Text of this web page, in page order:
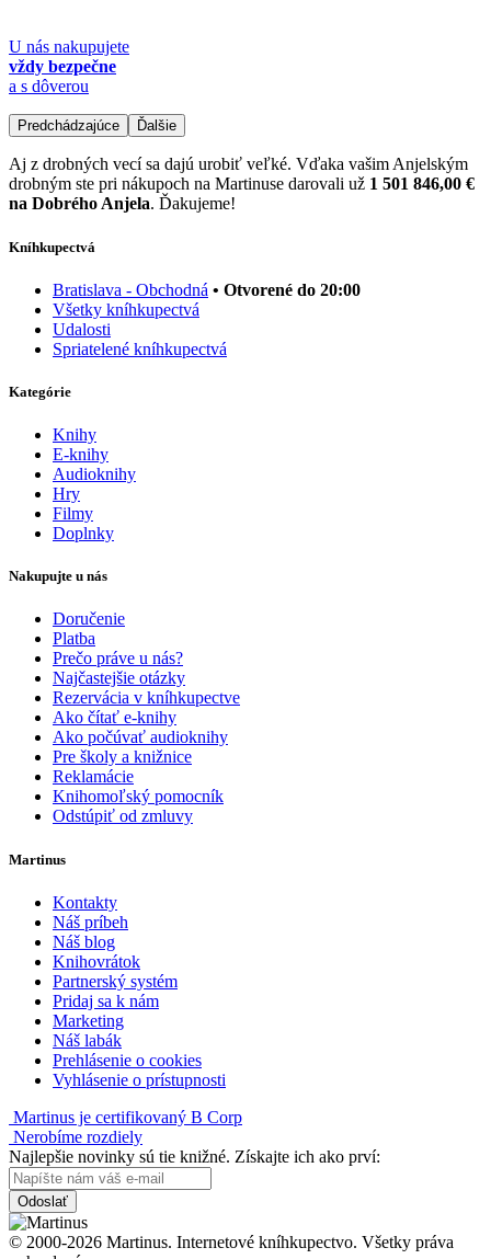
U nás nakupujete
vždy bezpečne
a s dôverou
Predchádzajúce Ďalšie
Aj z drobných vecí sa dajú urobiť veľké. Vďaka vašim Anjelským
drobným ste pri nákupoch na Martinuse darovali už 1 501 846,00 €
na Dobrého Anjela. Ďakujeme!
Kníhkupectvá
Bratislava - Obchodná • Otvorené do 20:00
Všetky kníhkupectvá
Udalosti
Spriatelené kníhkupectvá
Kategórie
Knihy
E-knihy
Audioknihy
Hry
Filmy
Doplnky
Nakupujte u nás
Doručenie
Platba
Prečo práve u nás?
Najčastejšie otázky
Rezervácia v kníhkupectve
Ako čítať e-knihy
Ako počúvať audioknihy
Pre školy a knižnice
Reklamácie
Knihomoľský pomocník
Odstúpiť od zmluvy
Martinus
Kontakty
Náš príbeh
Náš blog
Knihovrátok
Partnerský systém
Pridaj sa k nám
Marketing
Náš labák
Prehlásenie o cookies
Vyhlásenie o prístupnosti
Martinus je certifikovaný B Corp
Nerobíme rozdiely
Najlepšie novinky sú tie knižné. Získajte ich ako prví:
Odoslať
© 2000-2026 Martinus. Internetové kníhkupectvo. Všetky práva